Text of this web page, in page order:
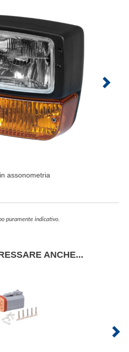
assonometria
puramente indicativo.
ANCHE...